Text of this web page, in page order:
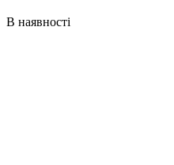
В наявності